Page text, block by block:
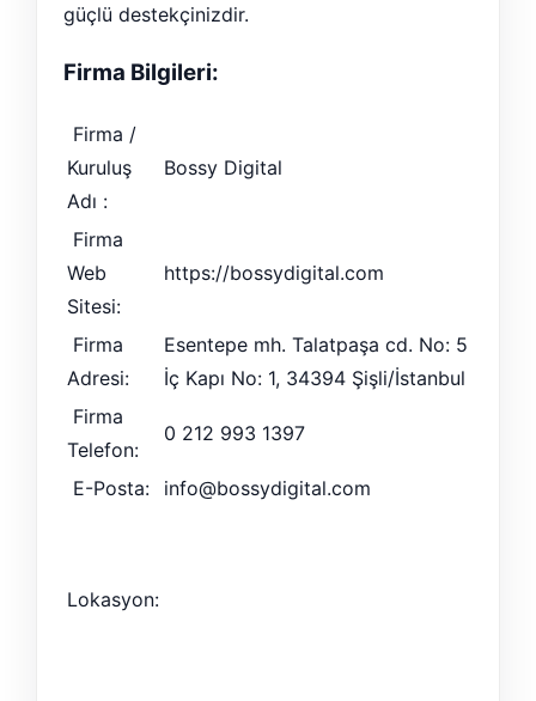
güçlü destekçinizdir.
Firma Bilgileri:
Firma /
Kuruluş
Adı :
Bossy Digital
Firma
Web
Sitesi:
https://bossydigital.com
Firma
Adresi:
Esentepe mh. Talatpaşa cd. No: 5
İç Kapı No: 1, 34394 Şişli/İstanbul
Firma
Telefon:
0 212 993 1397
E-Posta: info@bossydigital.com
Lokasyon: